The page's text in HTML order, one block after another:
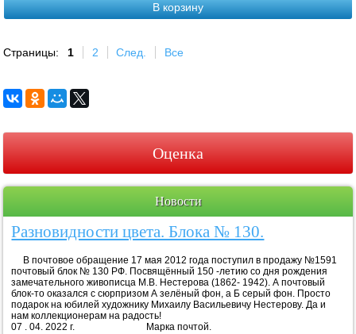
В корзину
Страницы: 1 2 След. Все
Оценка
Новости
Разновидности цвета. Блока № 130.
В почтовое обращение 17 мая 2012 года поступил в продажу №1591
почтовый блок № 130 РФ. Посвящённый 150 -летию со дня рождения
замечательного живописца М.В. Нестерова (1862- 1942). А почтовый
блок-то оказался с сюрпризом А зелёный фон, а Б серый фон. Просто
подарок на юбилей художнику Михаилу Васильевичу Нестерову. Да и
нам коллекционерам на радость!
07 . 04. 2022 г. Марка почтой.